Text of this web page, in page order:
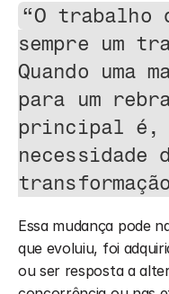
“O trabalho
sempre um
Quando uma
para um
principal é,
necessidade
Essa mudança pode
que evoluiu, foi
ou ser resposta a